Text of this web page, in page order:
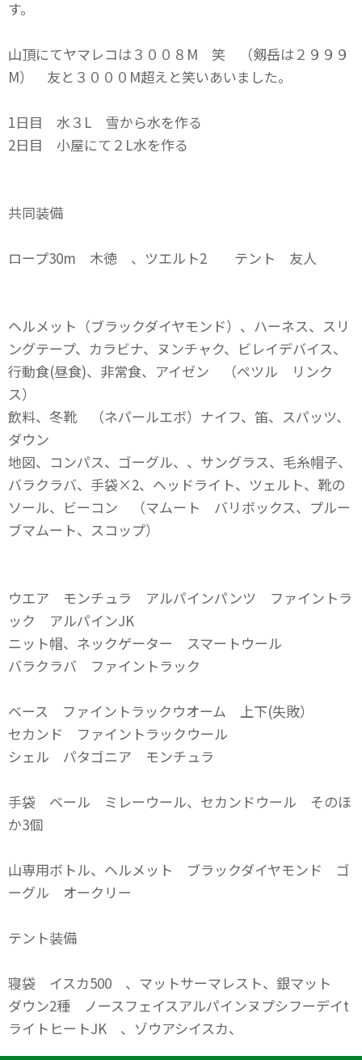
す。
山頂にてヤマレコは３００８M 笑 （剱岳は２９９９
M） 友と３０００M超えと笑いあいました。
1日目 水３L 雪から水を作る
2日目 小屋にて２L水を作る
共同装備
ロープ30m 木徳 、ツエルト2 テント 友人
ヘルメット（ブラックダイヤモンド）、ハーネス、スリ
ングテープ、カラビナ、ヌンチャク、ビレイデバイス、
行動食(昼食)、非常食、アイゼン （ペツル リンク
ス）
飲料、冬靴 （ネパールエボ）ナイフ、笛、スパッツ、
ダウン
地図、コンパス、ゴーグル、、サングラス、毛糸帽子、
バラクラバ、手袋×2、ヘッドライト、ツェルト、靴の
ソール、ビーコン （マムート バリボックス、プルー
ブマムート、スコップ）
ウエア モンチュラ アルパインパンツ ファイントラ
ック アルパインJK
ニット帽、ネックゲーター スマートウール
バラクラバ ファイントラック
ベース ファイントラックウオーム 上下(失敗）
セカンド ファイントラックウール
シェル パタゴニア モンチュラ
手袋 ベール ミレーウール、セカンドウール そのほ
か3個
山専用ボトル、ヘルメット ブラックダイヤモンド ゴ
ーグル オークリー
テント装備
寝袋 イスカ500 、マットサーマレスト、銀マット
ダウン2種 ノースフェイスアルパインヌプシフーデイt
ライトヒートJK 、ゾウアシイスカ、